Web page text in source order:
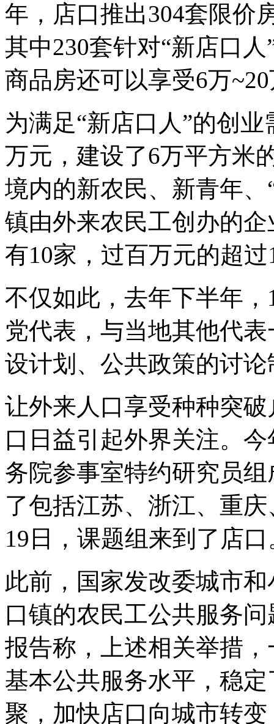
年，店口推出304套限价
其中230套针对“新店口
商品房还可以享受6万
为满足“新店口人”的创
万元，建设了6万平方米
境内的新农民、新青年
镇由外来农民工创办的
有10家，过百万元的超过
不仅如此，去年下半年
党代表，与当地其他代
设计划、公共政策的讨论
让外来人口享受种种突
口日益引起外界关注。
务院参事室特约研究员
了包括江苏、浙江、重
19日，课题组来到了店口
此前，国家发改委城市
口镇的农民工公共服务
报告称，上述相关举措
基本公共服务水平，稳
聚，加快店口向城市转